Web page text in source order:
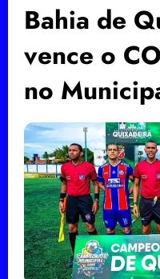
Bahia de
vence o
no